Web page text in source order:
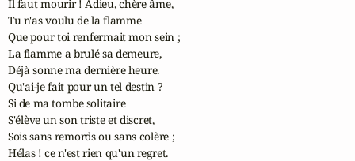
Il faut mourir ! Adieu, chère âme,
Tu n'as voulu de la flamme
Que pour toi renfermait mon sein ;
La flamme a brulé sa demeure,
Déjà sonne ma dernière heure.
Qu'ai-je fait pour un tel destin ?
Si de ma tombe solitaire
S'élève un son triste et discret,
Sois sans remords ou sans colère ;
Hélas ! ce n'est rien qu'un regret.